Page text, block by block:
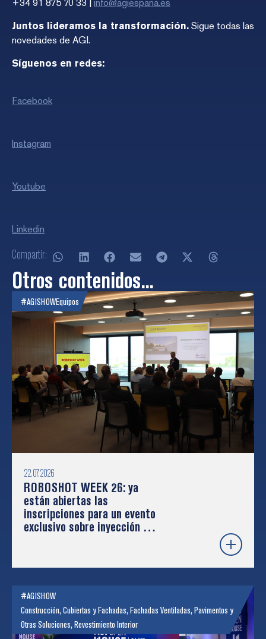
Juntos lideramos la transformación. Sigue todas las
novedades de AGI.
Síguenos en redes:
Facebook
Instagram
Youtube
Linkedin
Compartir:
Otros contenidos...
#AGISHOWEquipos
22.07.2026
ROBOSHOT WEEK 26: ya
están abiertas las
inscripciones para un evento
exclusivo sobre inyección de
#AGISHOW
Construcción, Cubiertas y Fachadas, Fachadas Ventiladas, Pavimentos y
Otras Soluciones, Revestimiento Interior